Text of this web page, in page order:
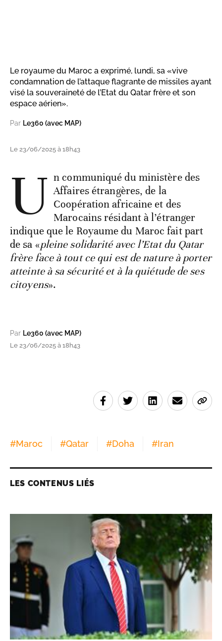
Le royaume du Maroc a exprimé, lundi, sa «vive
condamnation de l’attaque flagrante de missiles ayant
visé la souveraineté de l’Etat du Qatar frère et son
espace aérien».
Par Le360 (avec MAP)
Le 23/06/2025 à 18h43
U n communiqué du ministère des
Affaires étrangères, de la
Coopération africaine et des
Marocains résidant à l’étranger
indique que le Royaume du Maroc fait part
de sa «pleine solidarité avec l’Etat du Qatar
frère face à tout ce qui est de nature à porter
atteinte à sa sécurité et à la quiétude de ses
citoyens».
Par Le360 (avec MAP)
Le 23/06/2025 à 18h43
#Maroc #Qatar #Doha #Iran
LES CONTENUS LIÉS